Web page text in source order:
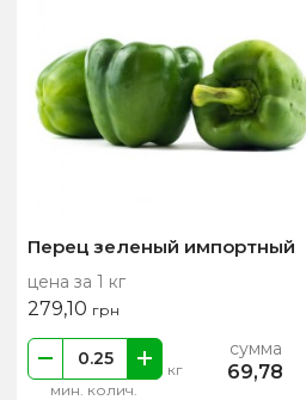
Перец зеленый импортный
цена за 1 кг
279,10 грн
мин. колич.
кг
сумма
69,78